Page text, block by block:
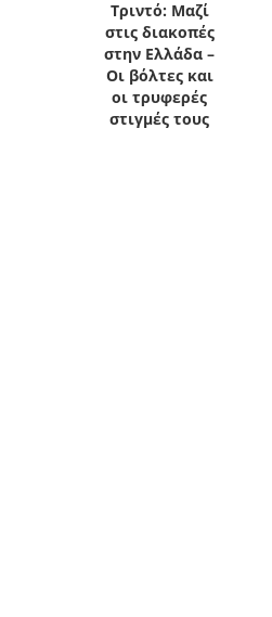
Τριντό: Μαζί
στις διακοπές
στην Ελλάδα –
Οι βόλτες και
οι τρυφερές
στιγμές τους